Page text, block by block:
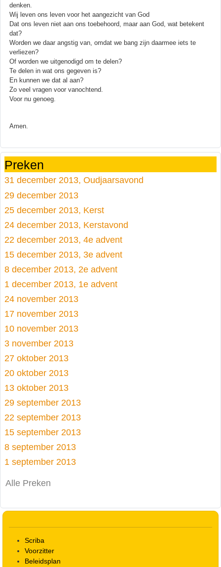
denken.
Wij leven ons leven voor het aangezicht van God
Dat ons leven niet aan ons toebehoord, maar aan God, wat betekent
dat?
Worden we daar angstig van, omdat we bang zijn daarmee iets te
verliezen?
Of worden we uitgenodigd om te delen?
Te delen in wat ons gegeven is?
En kunnen we dat al aan?
Zo veel vragen voor vanochtend.
Voor nu genoeg.
Amen.
Preken
31 december 2013, Oudjaarsavond
29 december 2013
25 december 2013, Kerst
24 december 2013, Kerstavond
22 december 2013, 4e advent
15 december 2013, 3e advent
8 december 2013, 2e advent
1 december 2013, 1e advent
24 november 2013
17 november 2013
10 november 2013
3 november 2013
27 oktober 2013
20 oktober 2013
13 oktober 2013
29 september 2013
22 september 2013
15 september 2013
8 september 2013
1 september 2013
Alle Preken
Scriba
Voorzitter
Beleidsplan